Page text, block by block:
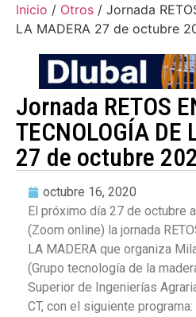
Inicio / Otros / Jornada
LA MADERA 27 de octubre
Jornada RETOS
TECNOLOGÍA DE
27 de octubre
octubre 16, 2020
El próximo día 27 de octubre
(Zoom online) la jornada
LA MADERA que organiza
(Grupo tecnología de la
Superior de Ingenierías
CT, con el siguiente programa: